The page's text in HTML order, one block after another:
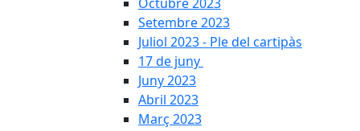
Setembre 2023
Juliol 2023 - Ple del cartipàs
17 de juny
Juny 2023
Abril 2023
Març 2023